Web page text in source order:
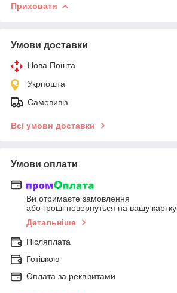
Приховати
Умови доставки
Нова Пошта
Укрпошта
Самовивіз
Всі умови доставки
Умови оплати
Ви отримаєте замовлення
або гроші повернуться на вашу картку
Детальніше
Післяплата
Готівкою
Оплата за реквізитами